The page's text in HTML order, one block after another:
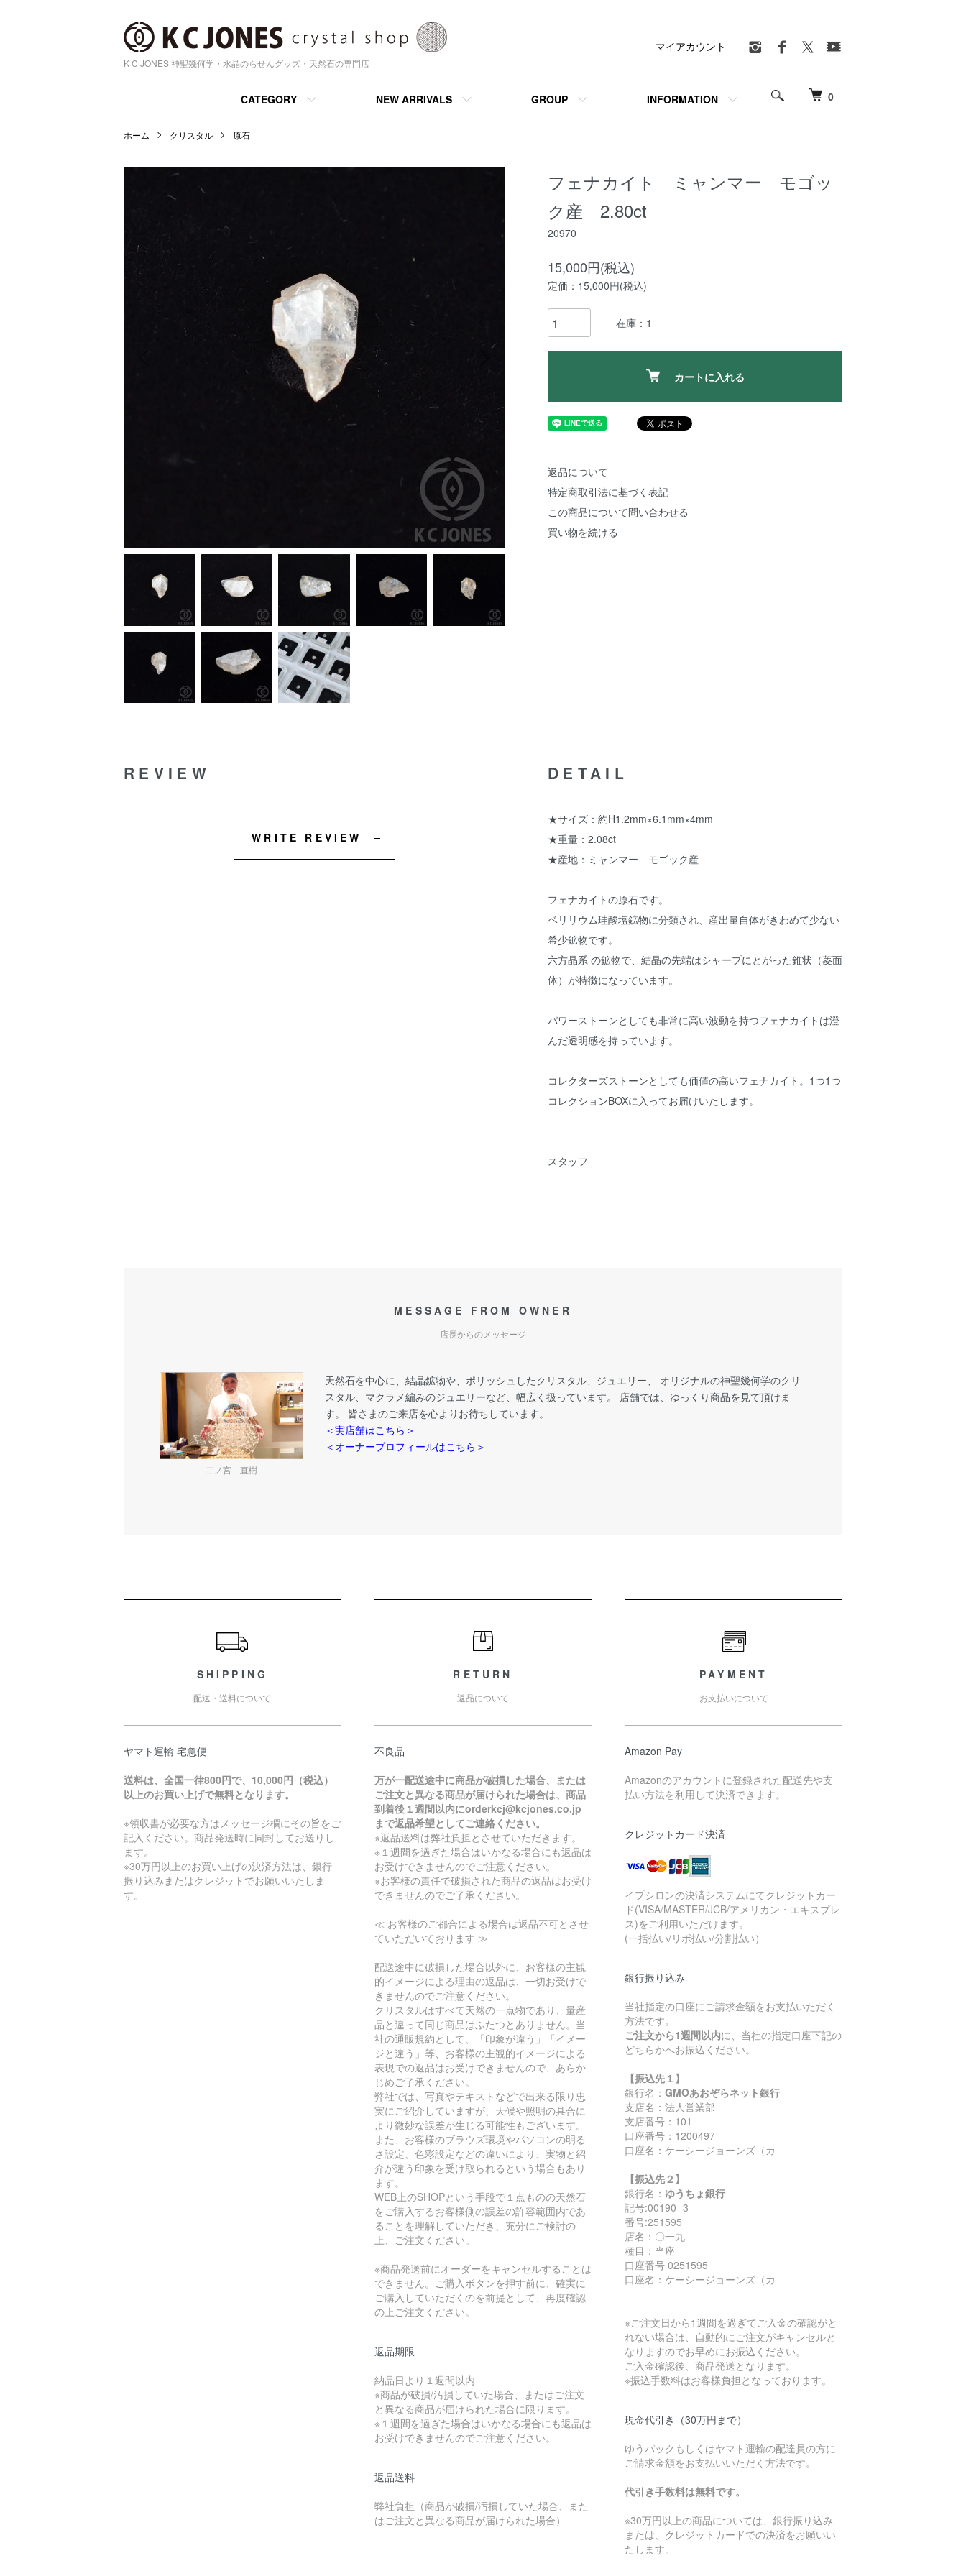
K C JONES 神聖幾何学・水晶のらせんグッズ・天然石の専門店
0
CATEGORY NEW ARRIVALS GROUP INFORMATION
マイアカウント
ホーム クリスタル 原石
フェナカイト ミャンマー モゴッ
ク産 2.80ct
20970
15,000円(税込)
定価：15,000円(税込)
在庫：1
カートに入れる
返品について
特定商取引法に基づく表記
この商品について問い合わせる
買い物を続ける
DETAIL
★サイズ：約H1.2mm×6.1mm×4mm
★重量：2.08ct
★産地：ミャンマー モゴック産
フェナカイトの原石です。
ベリリウム珪酸塩鉱物に分類され、産出量自体がきわめて少ない
希少鉱物です。
六方晶系 の鉱物で、結晶の先端はシャープにとがった錐状（菱面
体）が特徴になっています。
パワーストーンとしても非常に高い波動を持つフェナカイトは澄
んだ透明感を持っています。
コレクターズストーンとしても価値の高いフェナカイト。1つ1つ
コレクションBOXに入ってお届けいたします。
スタッフ
REVIEW
WRITE REVIEW
MESSAGE FROM OWNER
店長からのメッセージ
二ノ宮 直樹
天然石を中心に、結晶鉱物や、ポリッシュしたクリスタル、ジュエリー、 オリジナルの神聖幾何学のクリ
スタル、マクラメ編みのジュエリーなど、幅広く扱っています。 店舗では、ゆっくり商品を見て頂けま
す。 皆さまのご来店を心よりお待ちしています。
＜実店舗はこちら＞
＜オーナープロフィールはこちら＞
SHIPPING
配送・送料について
ヤマト運輸 宅急便
送料は、全国一律800円で、10,000円（税込）
以上のお買い上げで無料となります。
※領収書が必要な方はメッセージ欄にその旨をご
記入ください。商品発送時に同封してお送りし
ます。
※30万円以上のお買い上げの決済方法は、銀行
振り込みまたはクレジットでお願いいたしま
す。
RETURN
返品について
不良品
万が一配送途中に商品が破損した場合、または
ご注文と異なる商品が届けられた場合は、商品
到着後１週間以内にorderkcj@kcjones.co.jp
まで返品希望としてご連絡ください。
※返品送料は弊社負担とさせていただきます。
※１週間を過ぎた場合はいかなる場合にも返品は
お受けできませんのでご注意ください。
※お客様の責任で破損された商品の返品はお受け
できませんのでご了承ください。
≪ お客様のご都合による場合は返品不可とさせ
ていただいております ≫
配送途中に破損した場合以外に、お客様の主観
的イメージによる理由の返品は、一切お受けで
きませんのでご注意ください。
クリスタルはすべて天然の一点物であり、量産
品と違って同じ商品はふたつとありません。当
社の通販規約として、「印象が違う」「イメー
ジと違う」等、お客様の主観的イメージによる
表現での返品はお受けできませんので、あらか
じめご了承ください。
弊社では、写真やテキストなどで出来る限り忠
実にご紹介していますが、天候や照明の具合に
より微妙な誤差が生じる可能性もございます。
また、お客様のブラウズ環境やパソコンの明る
さ設定、色彩設定などの違いにより、実物と紹
介が違う印象を受け取られるという場合もあり
ます。
WEB上のSHOPという手段で１点ものの天然石
をご購入するお客様側の誤差の許容範囲内であ
ることを理解していただき、充分にご検討の
上、ご注文ください。
※商品発送前にオーダーをキャンセルすることは
できません。ご購入ボタンを押す前に、確実に
ご購入していただくのを前提として、再度確認
の上ご注文ください。
返品期限
納品日より１週間以内
※商品が破損/汚損していた場合、またはご注文
と異なる商品が届けられた場合に限ります。
※１週間を過ぎた場合はいかなる場合にも返品は
お受けできませんのでご注意ください。
返品送料
弊社負担（商品が破損/汚損していた場合、また
はご注文と異なる商品が届けられた場合）
PAYMENT
お支払いについて
Amazon Pay
Amazonのアカウントに登録された配送先や支
払い方法を利用して決済できます。
クレジットカード決済
イプシロンの決済システムにてクレジットカー
ド(VISA/MASTER/JCB/アメリカン・エキスプレ
ス)をご利用いただけます。
(一括払い/リボ払い/分割払い）
銀行振り込み
当社指定の口座にご請求金額をお支払いただく
方法です。
ご注文から1週間以内に、当社の指定口座下記の
どちらかへお振込ください。
【振込先１】
銀行名：GMOあおぞらネット銀行
支店名：法人営業部
支店番号：101
口座番号：1200497
口座名：ケーシージョーンズ（カ
【振込先２】
銀行名： ゆうちょ銀行
記号:00190 -3-
番号:251595
店名：〇一九
種目：当座
口座番号 0251595
口座名：ケーシージョーンズ（カ
※ご注文日から1週間を過ぎてご入金の確認がと
れない場合は、自動的にご注文がキャンセルと
なりますのでお早めにお振込ください。
ご入金確認後、商品発送となります。
※振込手数料はお客様負担となっております。
現金代引き（30万円まで）
ゆうパックもしくはヤマト運輸の配達員の方に
ご請求金額をお支払いいただく方法です。
代引き手数料は無料です。
※30万円以上の商品については、銀行振り込み
または、クレジットカードでの決済をお願いい
たします。